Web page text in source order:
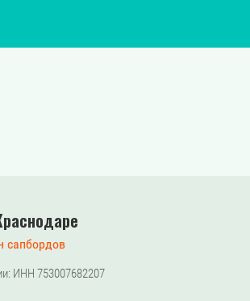
сапбордов
ИНН 753007682207